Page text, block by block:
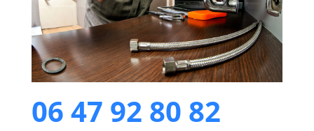
06 47 92 80 82